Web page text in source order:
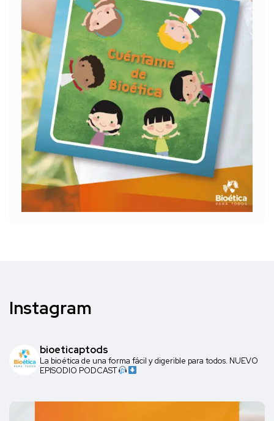
Instagram
bioeticaptods
La bioética de una forma fácil y digerible para todos. NUEVO
EPISODIO PODCAST